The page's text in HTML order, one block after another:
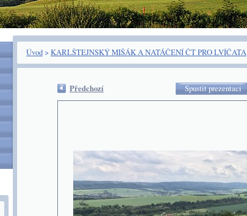
Úvod> KARLŠTEJNSKÝ MIŠÁK A NATÁČENÍ ČT PRO LVÍČATA
Předchozí Spustit prezentaci